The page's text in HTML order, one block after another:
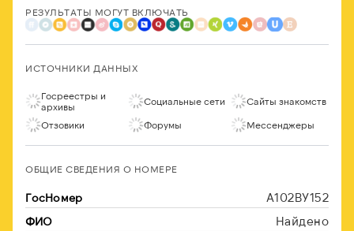
РЕЗУЛЬТАТЫ МОГУТ ВКЛЮЧАТЬ
ИСТОЧНИКИ ДАННЫХ
Госреестры и
архивы
Социальные сети Сайты знакомств
Отзовики Форумы Мессенджеры
ОБЩИЕ СВЕДЕНИЯ О НОМЕРЕ
ГосНомер А102ВУ152
ФИО Найдено